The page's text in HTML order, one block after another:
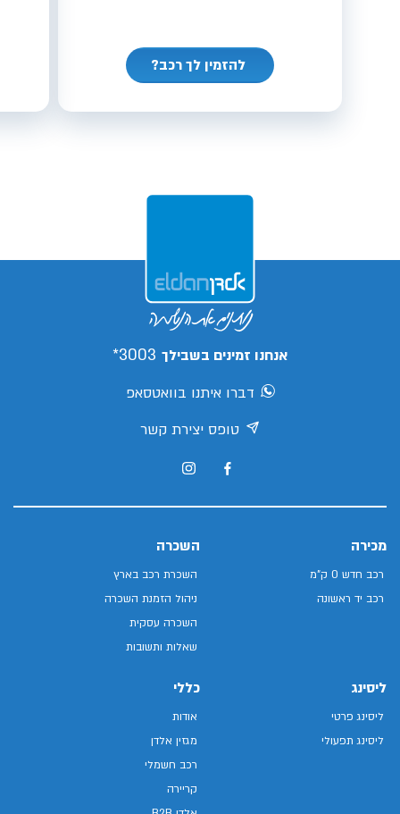
להזמין לך רכב?
אנחנו זמינים בשבילך 3003*
דברו איתנו בוואטסאפ
טופס יצירת קשר
מכירה
רכב חדש 0 ק"מ
רכב יד ראשונה
השכרה
השכרת רכב בארץ
ניהול הזמנת השכרה
השכרה עסקית
שאלות ותשובות
ליסינג
ליסינג פרטי
ליסינג תפעולי
כללי
אודות
מגזין אלדן
רכב חשמלי
קריירה